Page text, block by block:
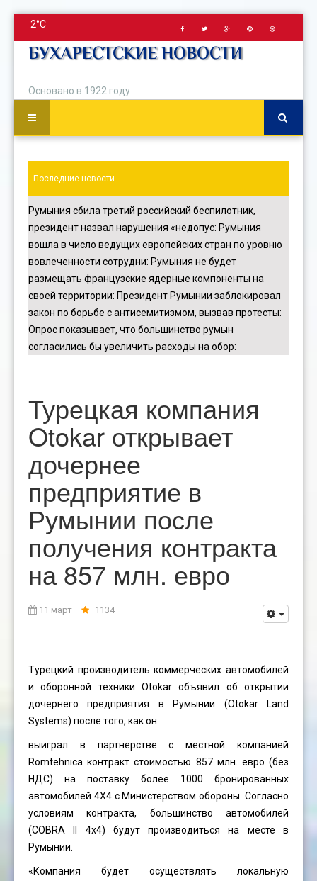
2°C
БУХАРЕСТСКИЕ НОВОСТИ
Основано в 1922 году
Последние новости
Румыния сбила третий российский беспилотник,
президент назвал нарушения «недопус: Румыния
вошла в число ведущих европейских стран по уровню
вовлеченности сотрудни: Румыния не будет
размещать французские ядерные компоненты на
своей территории: Президент Румынии заблокировал
закон по борьбе с антисемитизмом, вызвав протесты:
Опрос показывает, что большинство румын
согласились бы увеличить расходы на обор:
Турецкая компания
Otokar открывает
дочернее
предприятие в
Румынии после
получения контракта
на 857 млн. ​​евро
11 март 1134
Турецкий производитель коммерческих автомобилей
и оборонной техники Otokar объявил об открытии
дочернего предприятия в Румынии (Otokar Land
Systems) после того, как он
выиграл в партнерстве с местной компанией
Romtehnica контракт стоимостью 857 млн. ​​евро (без
НДС) на поставку более 1000 бронированных
автомобилей 4X4 с Министерством обороны. Согласно
условиям контракта, большинство автомобилей
(COBRA II 4x4) будут производиться на месте в
Румынии.
«Компания будет осуществлять локальную